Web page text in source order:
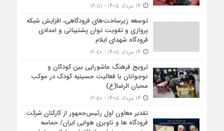
توسعه زیرساخت‌های فرودگاهی، افزایش شبکه
پروازی و تقویت توان پشتیبانی و امدادی
فرودگاه شهدای ایلام
ترویج فرهنگ عاشورایی بین کودکان و
نوجوانان با فعالیت حسینیه کودک در موکب
محبان الرضا(ع)
تقدیر معاون اول رئیس‌جمهور از کارکنان شرکت
فرودگاه ها و ناوبری هوایی ایران/ حماسه